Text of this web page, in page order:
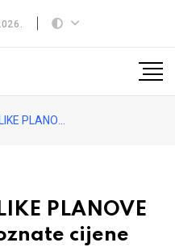
Poznate cijene karata
PLANOVE
cijene